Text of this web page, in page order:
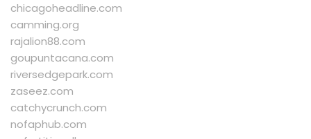
chicagoheadline.com
camming.org
rajalion88.com
goupuntacana.com
riversedgepark.com
zaseez.com
catchycrunch.com
nofaphub.com